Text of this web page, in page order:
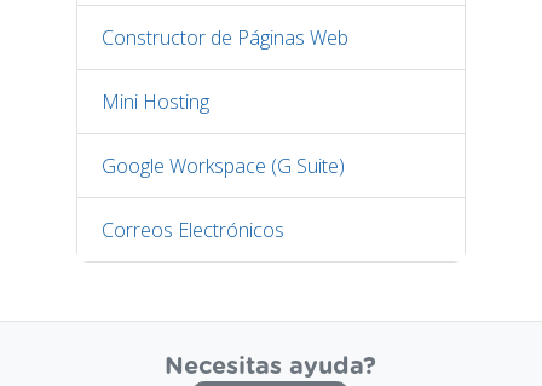
Constructor de Páginas Web
Mini Hosting
Google Workspace (G Suite)
Correos Electrónicos
Necesitas ayuda?